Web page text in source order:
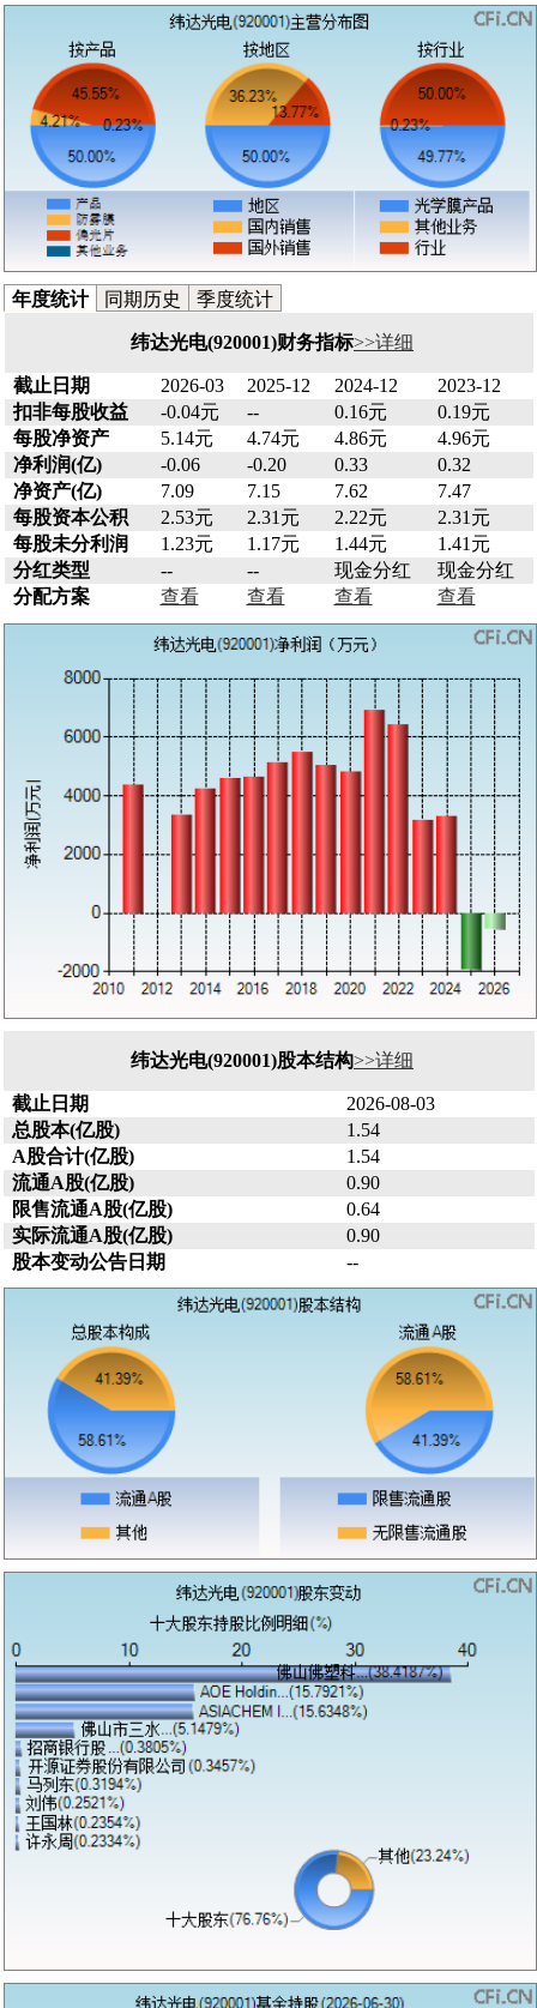
年度统计 同期历史 季度统计
纬达光电(920001)财务指标>>详细
截止日期 2026-03 2025-12 2024-12
2023-12
扣非每股收益
-0.04元 -- 0.16元
0.19元
每股净资产
5.14元 4.74元 4.86元
4.96元
净利润(亿)
-0.06 -0.20 0.33
0.32
净资产(亿)
7.09 7.15 7.62
7.47
每股资本公积
2.53元 2.31元 2.22元
2.31元
每股未分利润
1.23元 1.17元 1.44元
1.41元
分红类型
-- -- 现金分红
现金分红
分配方案
查看 查看 查看 查看
纬达光电(920001)股本结构>>详细
截止日期
2026-08-03
总股本(亿股)
1.54
A股合计(亿股)
1.54
流通A股(亿股)
0.90
限售流通A股(亿股)
0.64
实际流通A股(亿股)
0.90
股本变动公告日期
--